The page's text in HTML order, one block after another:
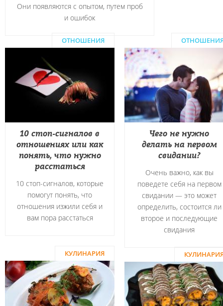
Они появляются с опытом, путем проб
и ошибок
ОТНОШЕНИЯ
10 стоп-сигналов в
отношениях или как
понять, что нужно
расстаться
10 стоп-сигналов, которые
помогут понять, что
отношения изжили себя и
вам пора расстаться
Чего не нужно
делать на первом
свидании?
Очень важно, как вы
поведете себя на первом
свидании — это может
определить, состоится ли
второе и последующие
свидания
КУЛИНАРИЯ